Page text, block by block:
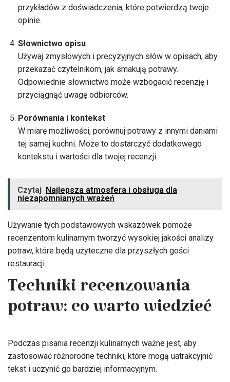
przykładów z doświadczenia, które potwierdzą twoje
opinie.
Słownictwo opisu
Używaj zmysłowych i precyzyjnych słów w opisach, aby
przekazać czytelnikom, jak smakują potrawy.
Odpowiednie słownictwo może wzbogacić recenzję i
przyciągnąć uwagę odbiorców.
Porównania i kontekst
W miarę możliwości, porównuj potrawy z innymi daniami
tej samej kuchni. Może to dostarczyć dodatkowego
kontekstu i wartości dla twojej recenzji.
Czytaj Najlepsza atmosfera i obsługa dla
niezapomnianych wrażeń
Używanie tych podstawowych wskazówek pomoże
recenzentom kulinarnym tworzyć wysokiej jakości analizy
potraw, które będą użyteczne dla przyszłych gości
restauracji.
Techniki recenzowania
potraw: co warto wiedzieć
Podczas pisania recenzji kulinarnych ważne jest, aby
zastosować różnorodne techniki, które mogą uatrakcyjnić
tekst i uczynić go bardziej informacyjnym.